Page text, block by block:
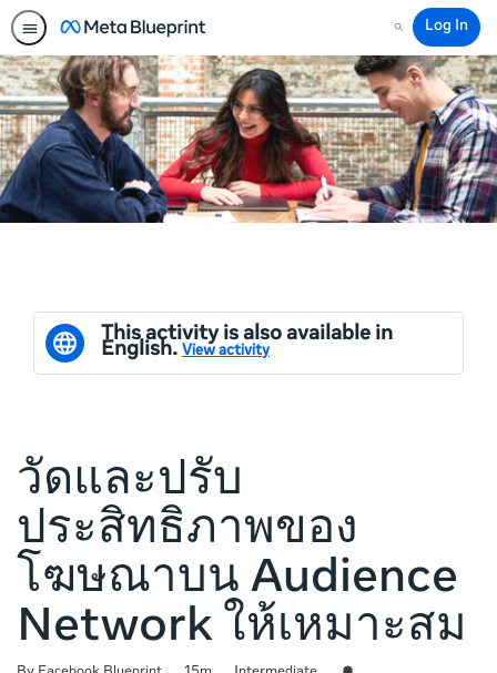
Search
Log In
This activity is also available in
English. View activity
วัดและปรับ
ประสิทธิภาพของ
โฆษณาบน Audience
Network ให้เหมาะสม